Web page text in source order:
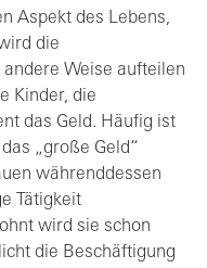
Aspekt des Lebens,
die
Weise aufteilen
Kinder, die
das Geld. Häufig ist
„große Geld“
währenddessen
Tätigkeit
wird sie schon
die Beschäftigung